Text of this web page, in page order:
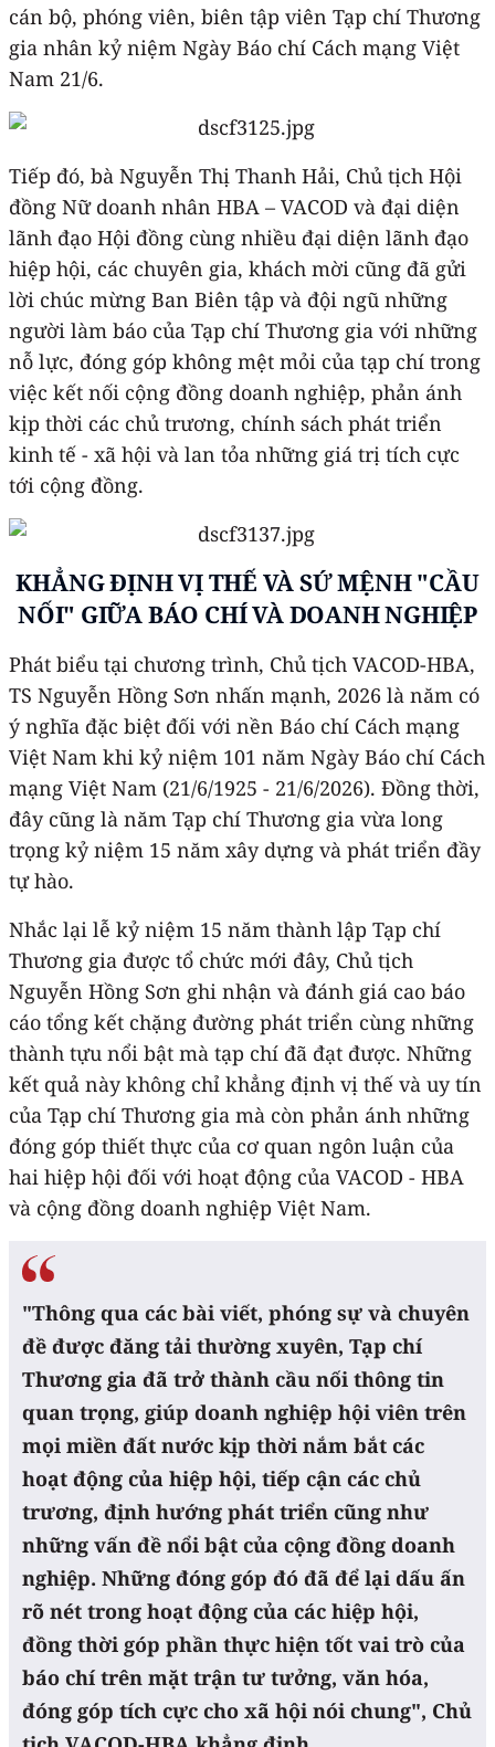
cán bộ, phóng viên, biên tập viên Tạp chí Thương
gia nhân kỷ niệm Ngày Báo chí Cách mạng Việt
Nam 21/6.
Tiếp đó, bà Nguyễn Thị Thanh Hải, Chủ tịch Hội
đồng Nữ doanh nhân HBA – VACOD và đại diện
lãnh đạo Hội đồng cùng nhiều đại diện lãnh đạo
hiệp hội, các chuyên gia, khách mời cũng đã gửi
lời chúc mừng Ban Biên tập và đội ngũ những
người làm báo của Tạp chí Thương gia với những
nỗ lực, đóng góp không mệt mỏi của tạp chí trong
việc kết nối cộng đồng doanh nghiệp, phản ánh
kịp thời các chủ trương, chính sách phát triển
kinh tế - xã hội và lan tỏa những giá trị tích cực
tới cộng đồng.
KHẲNG ĐỊNH VỊ THẾ VÀ SỨ MỆNH "CẦU
NỐI" GIỮA BÁO CHÍ VÀ DOANH NGHIỆP
Phát biểu tại chương trình, Chủ tịch VACOD-HBA,
TS Nguyễn Hồng Sơn nhấn mạnh, 2026 là năm có
ý nghĩa đặc biệt đối với nền Báo chí Cách mạng
Việt Nam khi kỷ niệm 101 năm Ngày Báo chí Cách
mạng Việt Nam (21/6/1925 - 21/6/2026). Đồng thời,
đây cũng là năm Tạp chí Thương gia vừa long
trọng kỷ niệm 15 năm xây dựng và phát triển đầy
tự hào.
Nhắc lại lễ kỷ niệm 15 năm thành lập Tạp chí
Thương gia được tổ chức mới đây, Chủ tịch
Nguyễn Hồng Sơn ghi nhận và đánh giá cao báo
cáo tổng kết chặng đường phát triển cùng những
thành tựu nổi bật mà tạp chí đã đạt được. Những
kết quả này không chỉ khẳng định vị thế và uy tín
của Tạp chí Thương gia mà còn phản ánh những
đóng góp thiết thực của cơ quan ngôn luận của
hai hiệp hội đối với hoạt động của VACOD - HBA
và cộng đồng doanh nghiệp Việt Nam.
"Thông qua các bài viết, phóng sự và chuyên
đề được đăng tải thường xuyên, Tạp chí
Thương gia đã trở thành cầu nối thông tin
quan trọng, giúp doanh nghiệp hội viên trên
mọi miền đất nước kịp thời nắm bắt các
hoạt động của hiệp hội, tiếp cận các chủ
trương, định hướng phát triển cũng như
những vấn đề nổi bật của cộng đồng doanh
nghiệp. Những đóng góp đó đã để lại dấu ấn
rõ nét trong hoạt động của các hiệp hội,
đồng thời góp phần thực hiện tốt vai trò của
báo chí trên mặt trận tư tưởng, văn hóa,
đóng góp tích cực cho xã hội nói chung", Chủ